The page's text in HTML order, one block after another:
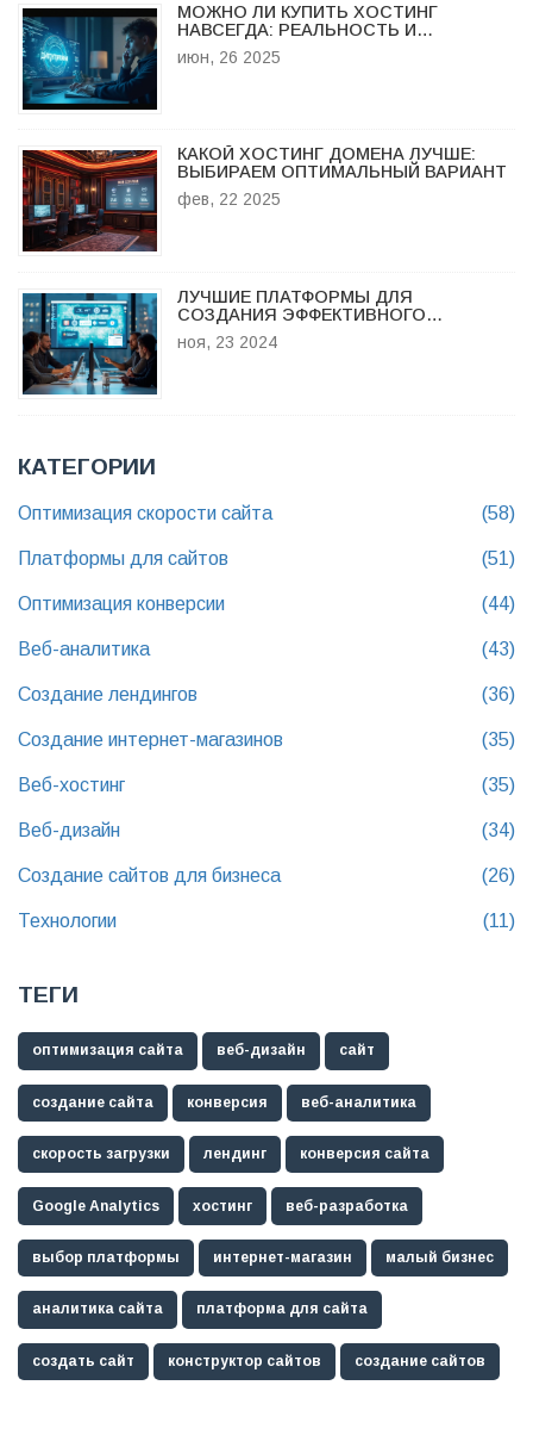
МОЖНО ЛИ КУПИТЬ ХОСТИНГ
НАВСЕГДА: РЕАЛЬНОСТЬ И
ТОНКОСТИ ПОЖИЗНЕННОГО
ХОСТИНГА
июн, 26 2025
КАКОЙ ХОСТИНГ ДОМЕНА ЛУЧШЕ:
ВЫБИРАЕМ ОПТИМАЛЬНЫЙ ВАРИАНТ
фев, 22 2025
ЛУЧШИЕ ПЛАТФОРМЫ ДЛЯ
СОЗДАНИЯ ЭФФЕКТИВНОГО
ЛЕНДИНГА
ноя, 23 2024
КАТЕГОРИИ
Оптимизация скорости сайта (58)
Платформы для сайтов (51)
Оптимизация конверсии (44)
Веб-аналитика (43)
Создание лендингов (36)
Создание интернет-магазинов (35)
Веб-хостинг (35)
Веб-дизайн (34)
Создание сайтов для бизнеса (26)
Технологии (11)
ТЕГИ
оптимизация сайта веб-дизайн сайт
создание сайта конверсия веб-аналитика
скорость загрузки лендинг конверсия сайта
Google Analytics хостинг веб-разработка
выбор платформы интернет-магазин малый бизнес
аналитика сайта платформа для сайта
создать сайт конструктор сайтов создание сайтов